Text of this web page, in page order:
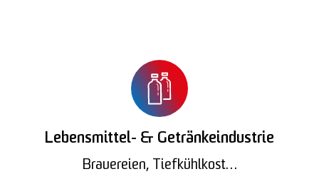
Lebensmittel- & Getränkeindustrie
Brauereien, Tiefkühlkost…